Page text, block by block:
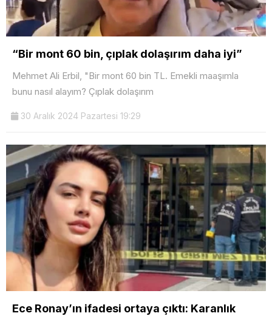
“Bir mont 60 bin, çıplak dolaşırım daha iyi”
Mehmet Ali Erbil, "Bir mont 60 bin TL. Emekli maaşımla
bunu nasıl alayım? Çıplak dolaşırım
30 Aralık 2024 Pazartesi 19:29
Ece Ronay’ın ifadesi ortaya çıktı: Karanlık